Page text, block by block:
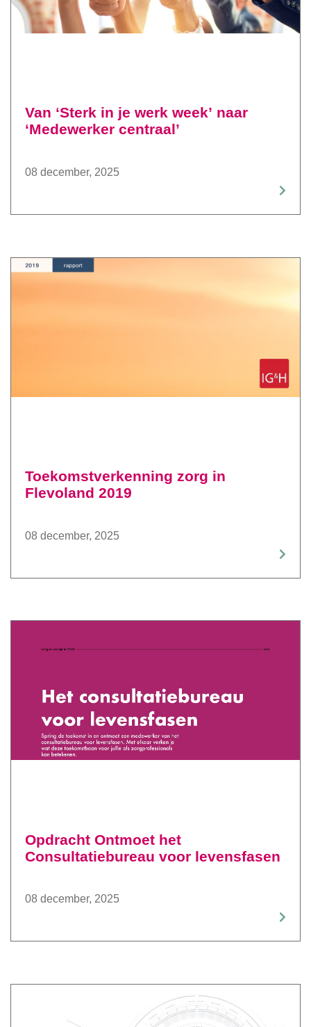
Van ‘Sterk in je werk week’ naar
‘Medewerker centraal’
08 december, 2025
Toekomstverkenning zorg in
Flevoland 2019
08 december, 2025
Opdracht Ontmoet het
Consultatiebureau voor levensfasen
08 december, 2025